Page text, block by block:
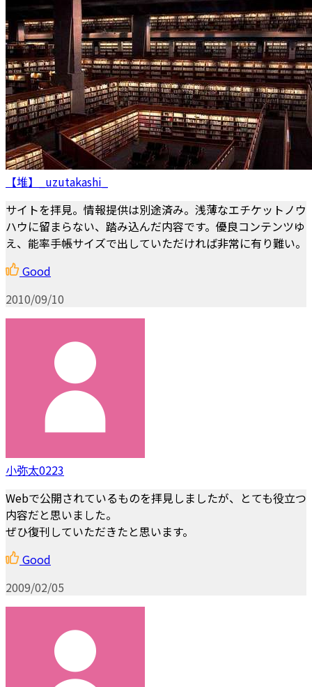
【堆】_uzutakashi_
サイトを拝見。情報提供は別途済み。浅薄なエチケットノウ
ハウに留まらない、踏み込んだ内容です。優良コンテンツゆ
え、能率手帳サイズで出していただければ非常に有り難い。
Good
2010/09/10
小弥太0223
Webで公開されているものを拝見しましたが、とても役立つ
内容だと思いました。
ぜひ復刊していただきたと思います。
Good
2009/02/05